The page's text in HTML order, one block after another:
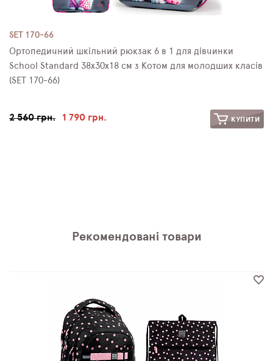
SET 170-66
Ортопедичний шкільний рюкзак 6 в 1 для дівчинки
School Standard 38х30х18 см з Котом для молодших класів
(SET 170-66)
2 560 грн. 1 790 грн. КУПИТИ
Рекомендовані товари